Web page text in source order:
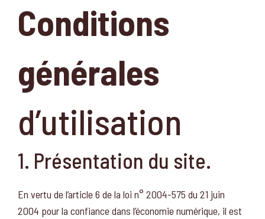
Conditions
générales
d’utilisation
1. Présentation du site.
En vertu de l’article 6 de la loi n° 2004-575 du 21 juin
2004 pour la confiance dans l’économie numérique, il est